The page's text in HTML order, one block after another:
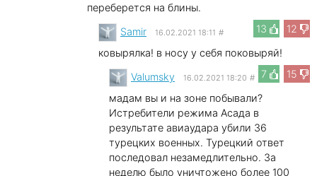
переберется на блины.
13
12
Samir 16.02.2021 18:11 #
ковырялка! в носу у себя поковыряй!
7
15
Valumsky 16.02.2021 18:20 #
мадам вы и на зоне побывали?
Истребители режима Асада в
результате авиаудара убили 36
турецких военных. Турецкий ответ
последовал незамедлительно. За
неделю было уничтожено более 100